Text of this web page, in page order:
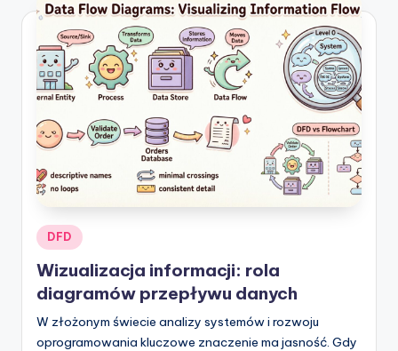
Posted
in
DFD
Wizualizacja informacji: rola
diagramów przepływu danych
W złożonym świecie analizy systemów i rozwoju
oprogramowania kluczowe znaczenie ma jasność. Gdy